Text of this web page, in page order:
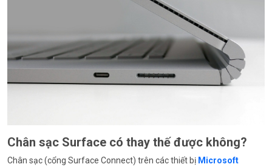
Chân sạc Surface có thay thế được không?
Chân sạc (cổng Surface Connect) trên các thiết bị Microsoft